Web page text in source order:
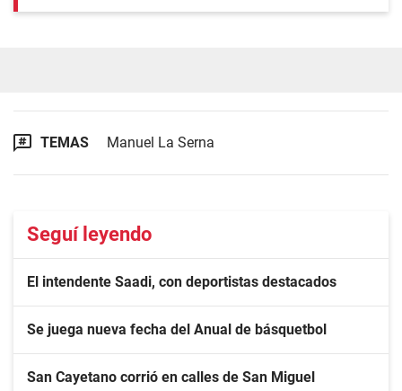
TEMAS Manuel La Serna
Seguí leyendo
El intendente Saadi, con deportistas destacados
Se juega nueva fecha del Anual de básquetbol
San Cayetano corrió en calles de San Miguel